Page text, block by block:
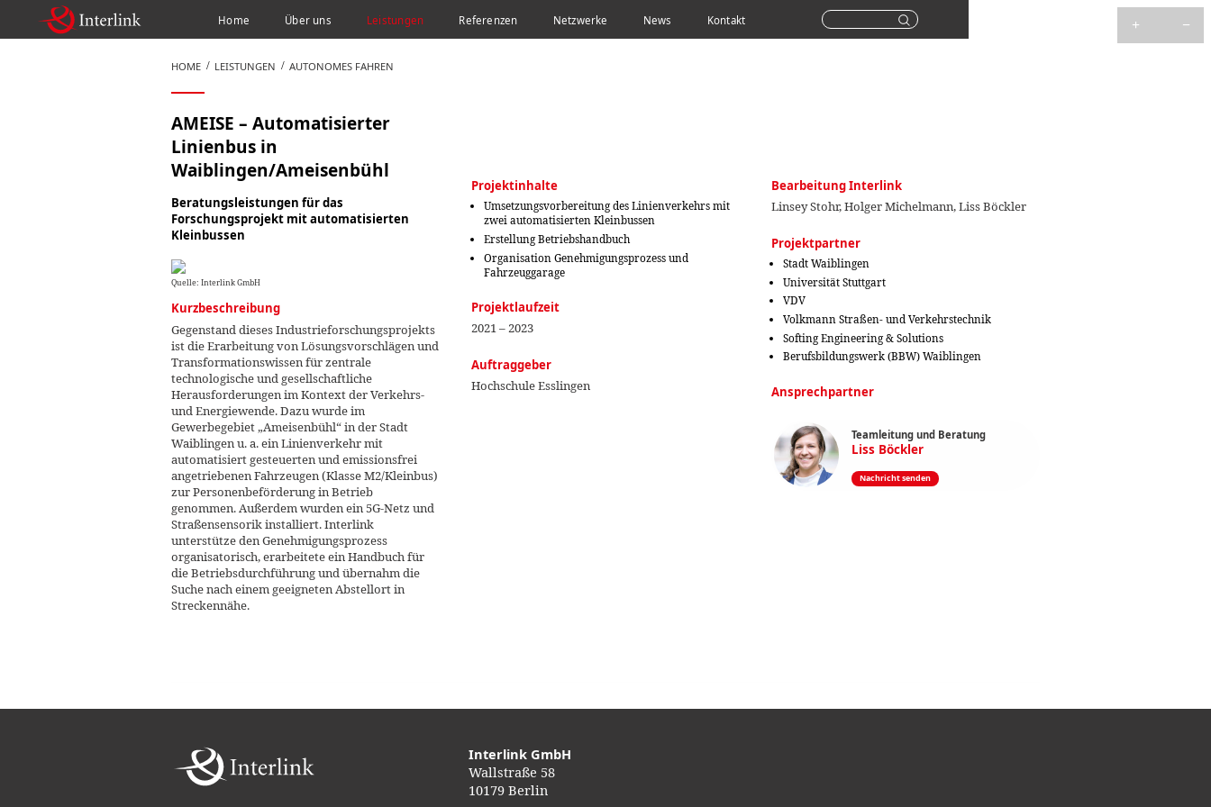
Suchen
Home Über uns Leistungen Referenzen Netzwerke News Kontakt
HOME LEISTUNGEN AUTONOMES FAHREN
AMEISE – Automatisierter
Linienbus in
Waiblingen/Ameisenbühl
Beratungsleistungen für das
Forschungsprojekt mit automatisierten
Kleinbussen
Quelle: Interlink GmbH
Kurzbeschreibung
Gegenstand dieses Industrieforschungsprojekts
ist die Erarbeitung von Lösungsvorschlägen und
Transformationswissen für zentrale
technologische und gesellschaftliche
Herausforderungen im Kontext der Verkehrs-
und Energiewende. Dazu wurde im
Gewerbegebiet „Ameisenbühl“ in der Stadt
Waiblingen u. a. ein Linienverkehr mit
automatisiert gesteuerten und emissionsfrei
angetriebenen Fahrzeugen (Klasse M2/Kleinbus)
zur Personenbeförderung in Betrieb
genommen. Außerdem wurden ein 5G-Netz und
Straßensensorik installiert. Interlink
unterstütze den Genehmigungsprozess
organisatorisch, erarbeitete ein Handbuch für
die Betriebsdurchführung und übernahm die
Suche nach einem geeigneten Abstellort in
Streckennähe.
Projektinhalte
Umsetzungsvorbereitung des Linienverkehrs mit
zwei automatisierten Kleinbussen
Erstellung Betriebshandbuch
Organisation Genehmigungsprozess und
Fahrzeuggarage
Projektlaufzeit
2021 – 2023
Auftraggeber
Hochschule Esslingen
Bearbeitung Interlink
Linsey Stohr, Holger Michelmann, Liss Böckler
Projektpartner
Stadt Waiblingen
Universität Stuttgart
VDV
Volkmann Straßen- und Verkehrstechnik
Softing Engineering & Solutions
Berufsbildungswerk (BBW) Waiblingen
Ansprechpartner
Teamleitung und Beratung
Liss Böckler
Nachricht senden
Interlink GmbH
Wallstraße 58
10179 Berlin